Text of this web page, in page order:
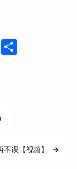
分
误【视频】